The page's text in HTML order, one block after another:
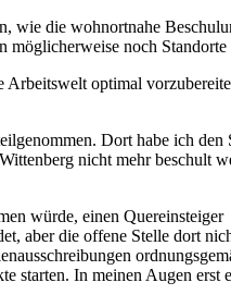
die wohnortnahe
möglicherweise noch Standorte
optimal
Dort habe ich
nicht mehr
würde, einen
aber die offene Stelle dort
starten. In meinen Augen erst